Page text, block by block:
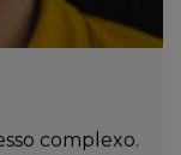
complexo.